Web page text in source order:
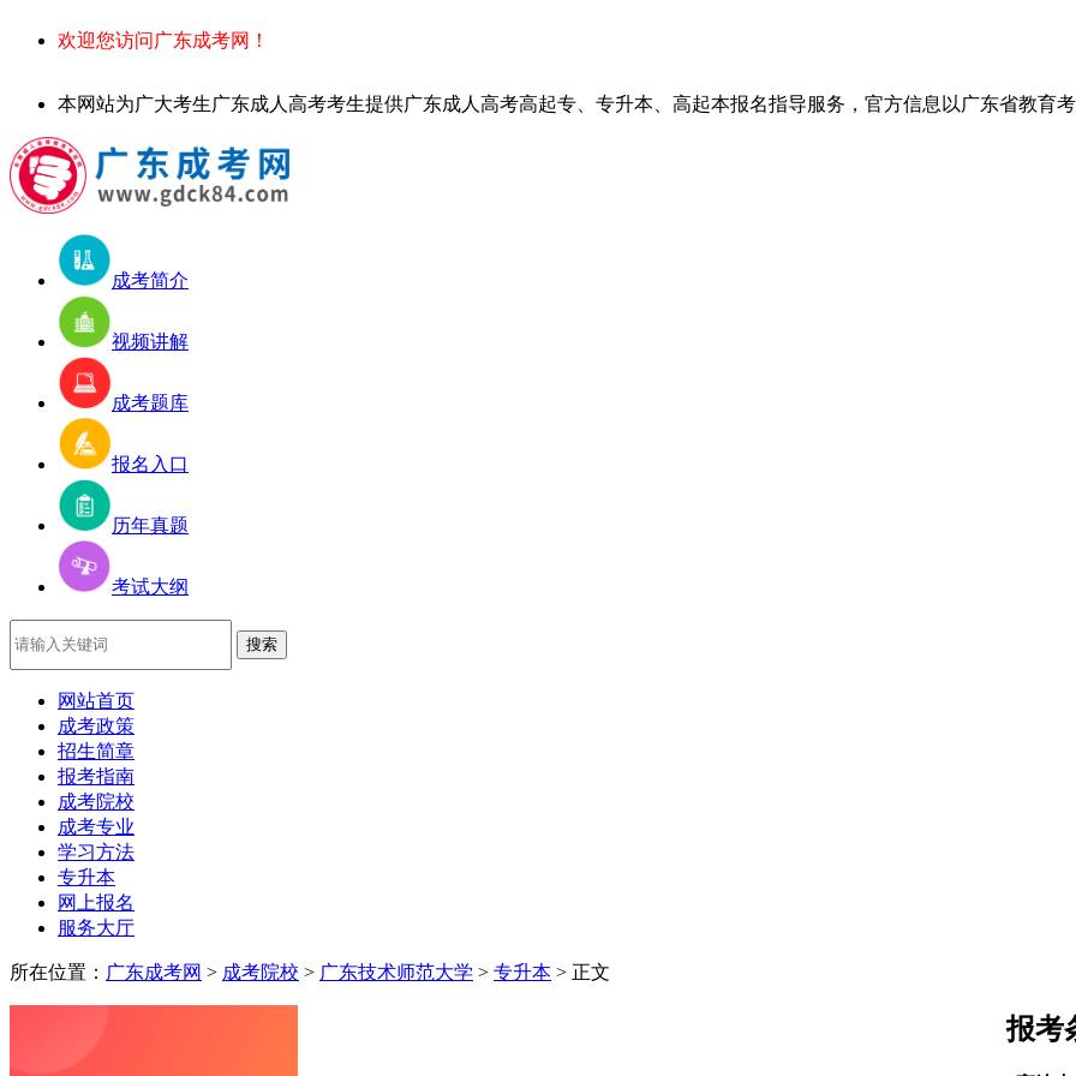
欢迎您访问广东成考网！
本网站为广大考生广东成人高考考生提供广东成人高考高起专、专升本、高起本报名指导服务，官方信息以广东省教育考
成考简介
视频讲解
成考题库
报名入口
历年真题
考试大纲
网站首页
成考政策
招生简章
报考指南
成考院校
成考专业
学习方法
专升本
网上报名
服务大厅
所在位置： 广东成考网 > 成考院校 > 广东技术师范大学 > 专升本 > 正文
报考